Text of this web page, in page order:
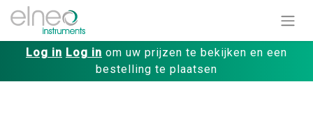
Log in Log in om uw prijzen te bekijken en een
bestelling te plaatsen